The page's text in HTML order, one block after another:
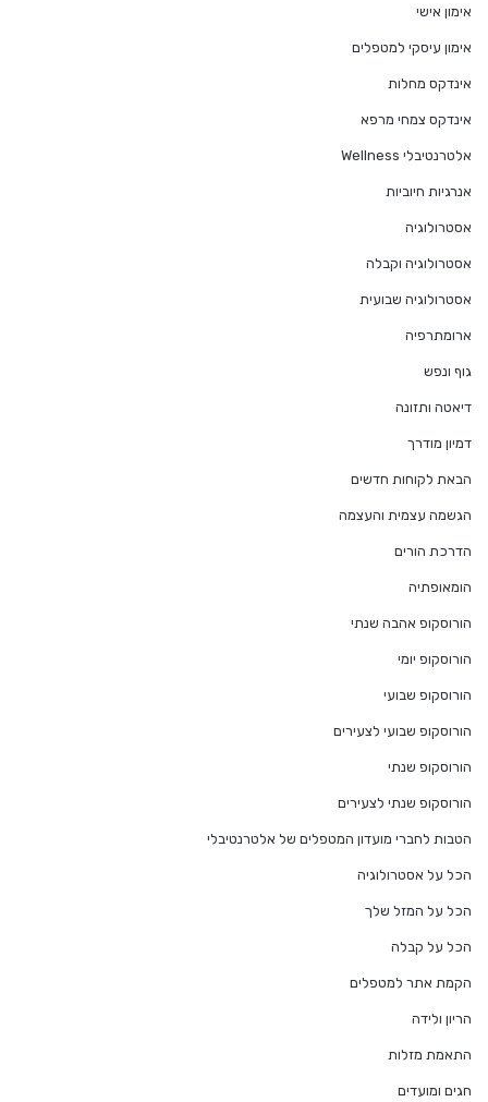
אימון אישי
אימון עיסקי למטפלים
אינדקס מחלות
אינדקס צמחי מרפא
אלטרנטיבלי Wellness
אנרגיות חיוביות
אסטרולוגיה
אסטרולוגיה וקבלה
אסטרולוגיה שבועית
ארומתרפיה
גוף ונפש
דיאטה ותזונה
דמיון מודרך
הבאת לקוחות חדשים
הגשמה עצמית והעצמה
הדרכת הורים
הומאופתיה
הורוסקופ אהבה שנתי
הורוסקופ יומי
הורוסקופ שבועי
הורוסקופ שבועי לצעירים
הורוסקופ שנתי
הורוסקופ שנתי לצעירים
הטבות לחברי מועדון המטפלים של אלטרנטיבלי
הכל על אסטרולוגיה
הכל על המזל שלך
הכל על קבלה
הקמת אתר למטפלים
הריון ולידה
התאמת מזלות
חגים ומועדים